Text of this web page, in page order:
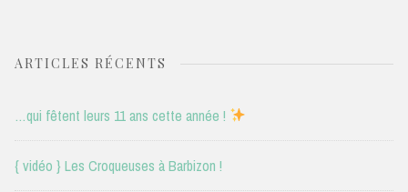
ARTICLES RÉCENTS
…qui fêtent leurs 11 ans cette année !
{ vidéo } Les Croqueuses à Barbizon !